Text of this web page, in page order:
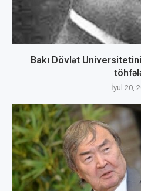
Bakı Dövlət
İyul 20,